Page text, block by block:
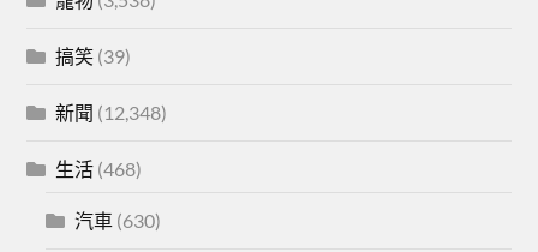
搞笑 (39)
新聞 (12,348)
生活 (468)
汽車 (630)